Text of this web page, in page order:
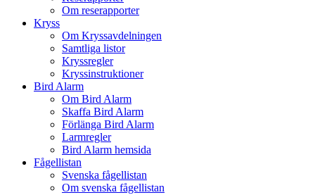
Om reserapporter
Kryss
Om Kryssavdelningen
Samtliga listor
Kryssregler
Kryssinstruktioner
Bird Alarm
Om Bird Alarm
Skaffa Bird Alarm
Förlänga Bird Alarm
Larmregler
Bird Alarm hemsida
Fågellistan
Svenska fågellistan
Om svenska fågellistan